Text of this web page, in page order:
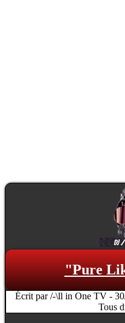
"Pure
Écrit par /-\ll in One TV -
Tous